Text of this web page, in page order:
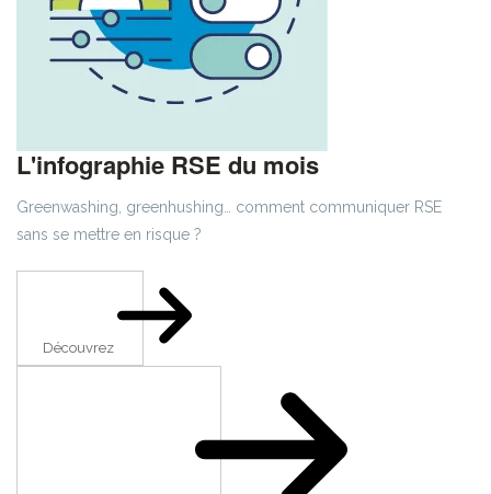
L'infographie RSE du mois
Greenwashing, greenhushing… comment communiquer RSE
sans se mettre en risque ?
Découvrez